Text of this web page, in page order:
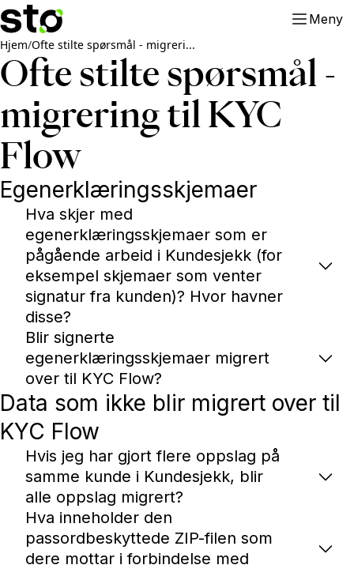
Meny
Hjem/Ofte stilte spørsmål - migreri...
Ofte stilte spørsmål -
migrering til KYC
Flow
Egenerklæringsskjemaer
Hva skjer med
egenerklæringsskjemaer som er
pågående arbeid i Kundesjekk (for
eksempel skjemaer som venter
signatur fra kunden)? Hvor havner
disse?
Blir signerte
egenerklæringsskjemaer migrert
over til KYC Flow?
Data som ikke blir migrert over til
KYC Flow
Hvis jeg har gjort flere oppslag på
samme kunde i Kundesjekk, blir
alle oppslag migrert?
Hva inneholder den
passordbeskyttede ZIP-filen som
dere mottar i forbindelse med